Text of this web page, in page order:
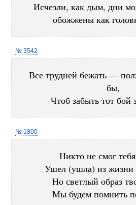
Исчезли, как дым, дни
обожжены как
№ 3542
Все трудней бежать —
бы,
Чтоб забыть тот бой
№ 1800
Никто не смог
Ушел (ушла) из жизни
Но светлый образ
Мы будем помнить